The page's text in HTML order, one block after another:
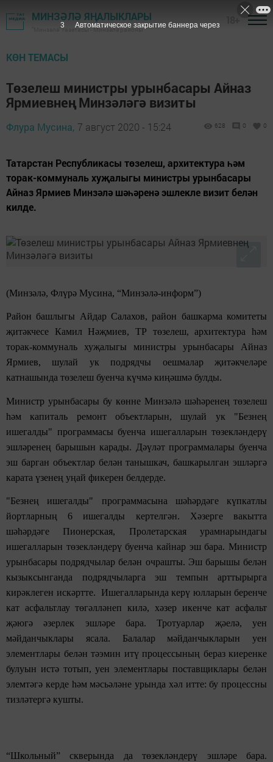
МИНЗӘЛӘ ЯҢАЛЫКЛАРЫ
"Минзәлә" газетасы - Минзәлә районы
КӨН ТЕМАСЫ
Төзелеш министры урынбасары Айназ
Ярмиевнең Минзәләгә визиты
Флура Мусина, 7 август 2020 - 15:24 628 0 0
Татарстан Республикасы төзелеш, архитектура һәм
торак-коммуналь хуҗалыгы министры урынбасары
Айназ Ярмиев Минзәлә шәһәренә эшлекле визит белән
килде.
(Минзәлә, Флүрә Мусина, “Минзәлә-информ”)
Район башлыгы Айдар Салахов, район башкарма комитеты
җитәкчесе Камил Нәҗмиев, ТР төзелеш, архитектура һәм
торак-коммуналь хуҗалыгы министры урынбасары Айназ
Ярмиев, шулай ук подрядчы оешмалар җитәкчеләре
катнашында төзелеш буенча күчмә киңәшмә булды.
Министр урынбасары бу көнне Минзәлә шәһәренең төзелеш
һәм капиталь ремонт объектларын, шулай ук "Безнең
ишегалды" программасы буенча ишегалларын төзекләндерү
эшләренең барышын карады. Дәүләт программалары буенча
эш барган объектлар белән танышкач, башкарылган эшләргә
карата үзенең уңай фикерен белдерде.
"Безнең ишегалды" программасына шәһәрдәге күпкатлы
йортларның 6 ишегалды кертелгән. Хәзерге вакытта
шәһәрдәге Пионерская, Пролетарская урамнарындагы
ишегалларын төзекләндерү буенча кайнар эш бара. Министр
урынбасары подрядчылар белән очрашты. Эш барышы белән
кызыксынганда подрядчыларга эш темпын арттырырга
кирәклеген искәртте. Ишегалларында керү юлларын беренче
кат асфальтлау төгәлләнеп килә, хәзер икенче кат асфальт
җәюгә әзерлек эшләре бара. Тротуарлар җәелә, уен
мәйданчыклары ясала. Балалар мәйданчыкларын уен
элементлары белән тәэмин итү процессының бераз киеренке
булуын истә тотып, уен элементлары поставщиклары белән
элемтәгә керде һәм мәсьәләне урында хәл итте: бу процессны
тизләтергә кушты.
“Школьный” скверында да төзекләндерү эшләре бара.
2 Автоматическое закрытие баннера через